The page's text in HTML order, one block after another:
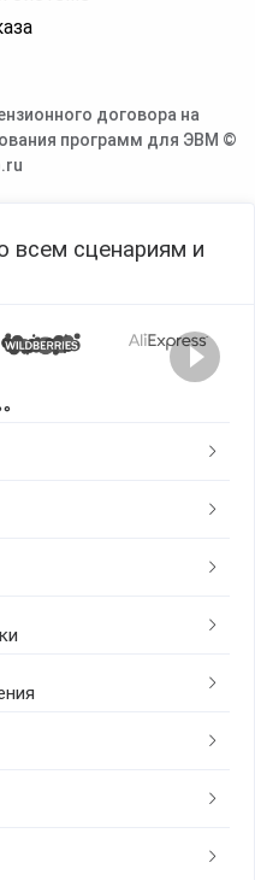
договора на
программ для ЭВМ ©
всем сценариям и